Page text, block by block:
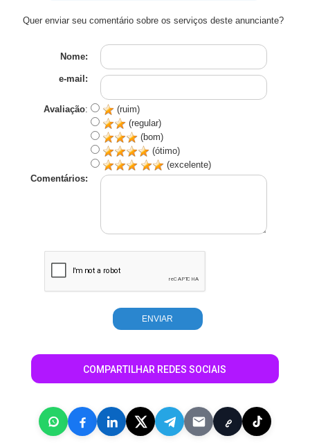
Quer enviar seu comentário sobre os serviços deste anunciante?
Nome:
e-mail:
Avaliação:
(ruim)
(regular)
(bom)
(ótimo)
(excelente)
Comentários:
COMPARTILHAR REDES SOCIAIS